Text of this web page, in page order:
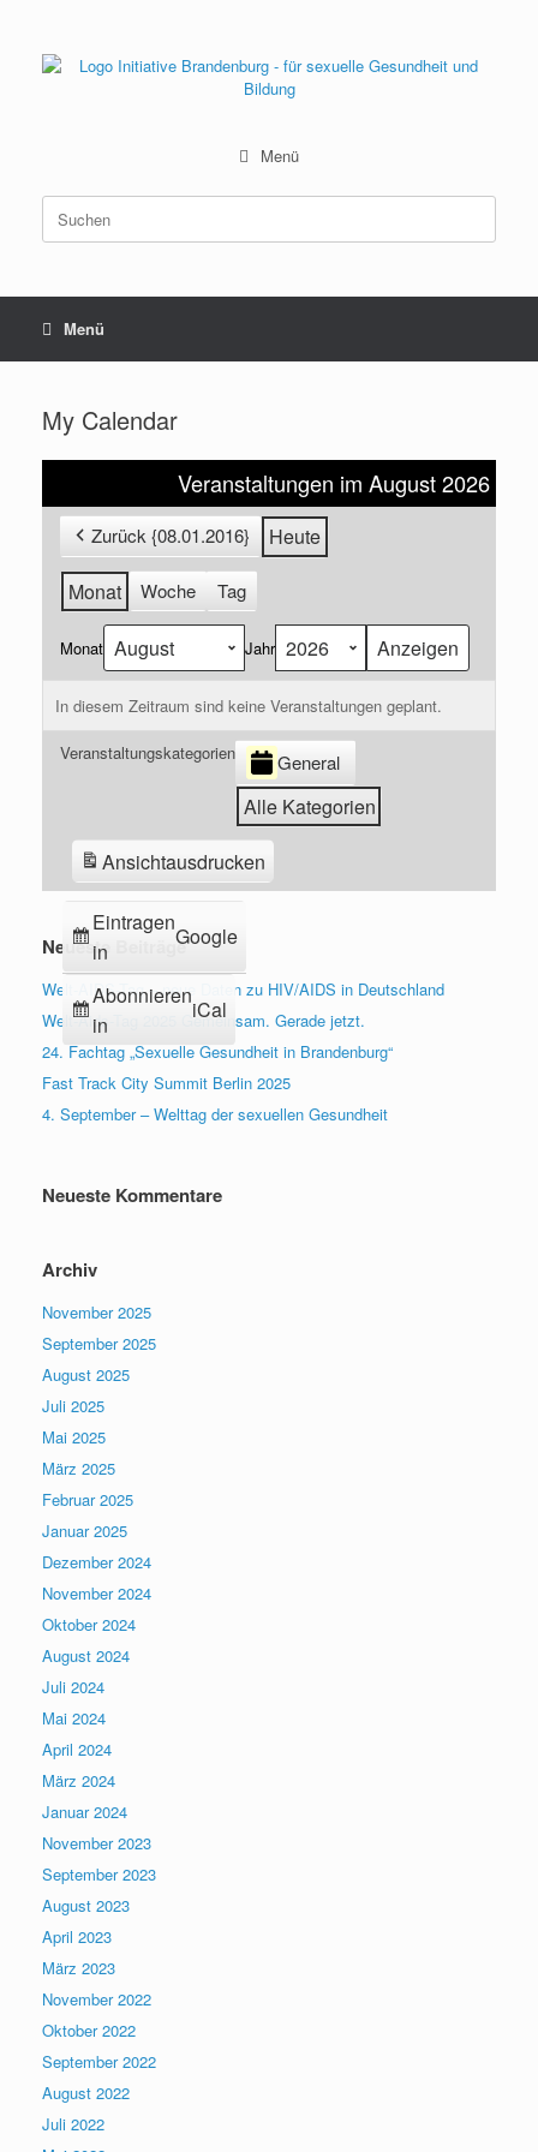
springen
Menü
Suchen
nach:
Menü
My Calendar
Veranstaltungen im August 2026
Zurück {08.01.2016}
Heute
Monat
Woche Tag
Monat Jahr
In diesem Zeitraum sind keine Veranstaltungen geplant.
Veranstaltungskategorien General
Alle Kategorien
Eintragen
in
Google
Abonnieren
in
iCal
Ansichtausdrucken
Neueste Beiträge
Welt-AIDS-Tag – neue Daten zu HIV/AIDS in Deutschland
Welt-Aids-Tag 2025 Gemeinsam. Gerade jetzt.
24. Fachtag „Sexuelle Gesundheit in Brandenburg“
Fast Track City Summit Berlin 2025
4. September – Welttag der sexuellen Gesundheit
Neueste Kommentare
Archiv
November 2025
September 2025
August 2025
Juli 2025
Mai 2025
März 2025
Februar 2025
Januar 2025
Dezember 2024
November 2024
Oktober 2024
August 2024
Juli 2024
Mai 2024
April 2024
März 2024
Januar 2024
November 2023
September 2023
August 2023
April 2023
März 2023
November 2022
Oktober 2022
September 2022
August 2022
Juli 2022